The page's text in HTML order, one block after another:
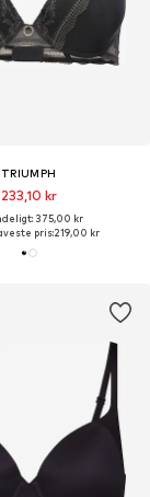
TRIUMPH
233,10 kr
375,00 kr
pris:219,00 kr